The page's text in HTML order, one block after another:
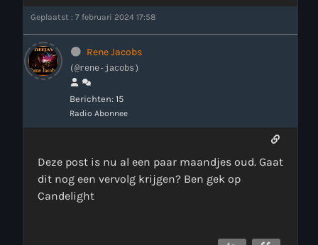
Geplaatst : 7 februari 2024 17:58
Rene Jacobs
(@rene-jacobs)
Berichten: 15
Radio Abonnee
Deze post is nu al een paar maandjes oud. Gaat
dit nog een vervolg krijgen? Ben gek op
Candelight